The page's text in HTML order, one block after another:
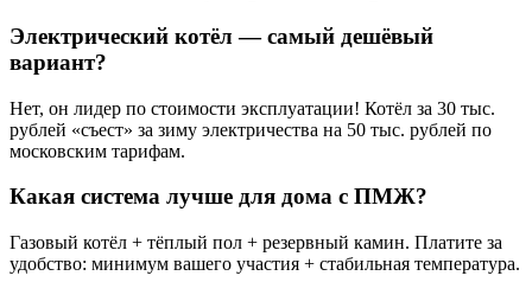
Электрический котёл — самый дешёвый
вариант?
Нет, он лидер по стоимости эксплуатации! Котёл за 30 тыс.
рублей «съест» за зиму электричества на 50 тыс. рублей по
московским тарифам.
Какая система лучше для дома с ПМЖ?
Газовый котёл + тёплый пол + резервный камин. Платите за
удобство: минимум вашего участия + стабильная температура.